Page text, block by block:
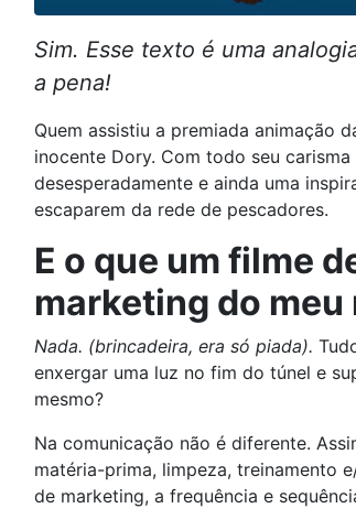
Sim. Esse texto é uma
a pena!
Quem assistiu a premiada animação
inocente Dory. Com todo seu
desesperadamente e ainda uma
escaparem da rede de pescadores.
E o que um filme
marketing do meu
Nada. (brincadeira, era só piada).
enxergar uma luz no fim do túnel e
mesmo?
Na comunicação não é diferente.
matéria-prima, limpeza, treinamento
de marketing, a frequência e